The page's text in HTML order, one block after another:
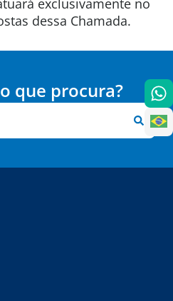
exclusivamente no
dessa Chamada.
que procura?